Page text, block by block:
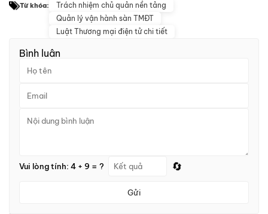
Từ khóa:
Trách nhiệm chủ quản nền tảng
Quản lý vận hành sàn TMĐT
Luật Thương mại điện tử chi tiết
Bình luận
Vui lòng tính: 4 + 9 = ? 🔄
Gửi